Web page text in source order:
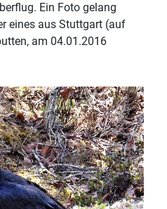
Ein Foto gelang
eines aus Stuttgart (auf
am 04.01.2016